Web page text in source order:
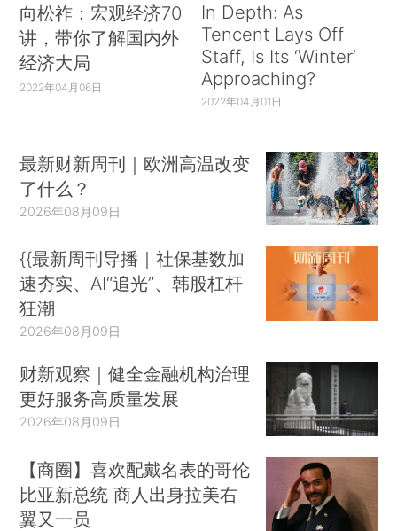
向松祚：宏观经济70
讲，带你了解国内外
经济大局
2022年04月06日
In Depth: As
Tencent Lays Off
Staff, Is Its ‘Winter’
Approaching?
2022年04月01日
最新财新周刊｜欧洲高温改变
了什么？
2026年08月09日
{{最新周刊导播｜社保基数加
速夯实、AI“追光”、韩股杠杆
狂潮
2026年08月09日
财新观察｜健全金融机构治理
更好服务高质量发展
2026年08月09日
【商圈】喜欢配戴名表的哥伦
比亚新总统 商人出身拉美右
翼又一员